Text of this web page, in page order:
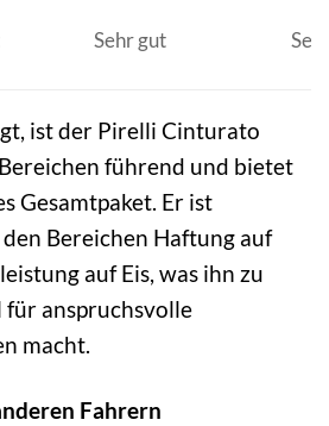
Sehr gut
ist der Pirelli Cinturato
führend und bietet
Gesamtpaket. Er ist
Bereichen Haftung auf
auf Eis, was ihn zu
anspruchsvolle
macht.
Fahrern